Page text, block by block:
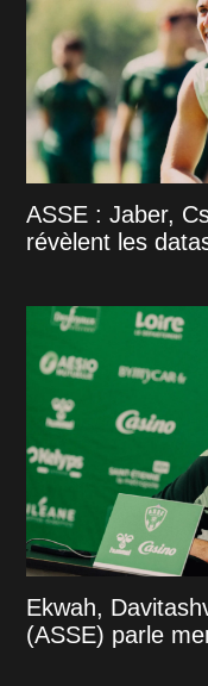
ASSE : Jaber,
révèlent les
Ekwah,
(ASSE) parle